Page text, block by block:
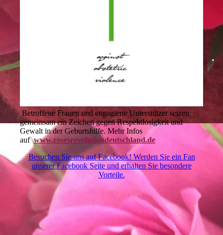
Betroffene Frauen und engagierte Unterstützer setzen
gemeinsam ein Zeichen gegen Respektlosigkeit und
Gewalt in der Geburtshilfe. Mehr Infos
aufwww.rosesrevolutiondeutschland.de
Besuchen Sie uns auf Facebook! Werden Sie ein Fan
unserer Facebook Seite und erhalten Sie besondere
Vorteile.